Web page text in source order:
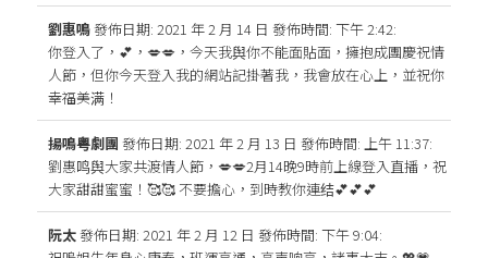
劉惠鳴發佈日期: 2021 年 2 月 14 日 發佈時間: 下午 2:42:
你登入了，💕，💋💋，今天我舆你不能面貼面，擁抱成團慶祝情
人節，但你今天登入我的網站記掛著我，我會放在心上，並祝你
幸福美满！
揚鳴粤劇團發佈日期: 2021 年 2 月 13 日 發佈時間: 上午 11:37:
劉惠鸣舆大家共渡情人節，💋💋2月14晚9時前上線登入直播，祝
大家甜甜蜜蜜！🥰🥰 不要擔心，到時教你連结💕💕💕
阮太發佈日期: 2021 年 2 月 12 日 發佈時間: 下午 9:04: